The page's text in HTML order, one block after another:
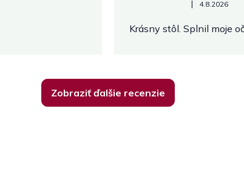
Hodnotenie obchodu je 5 z
| 4.8.2026
Krásny stôl. Splnil moje
Zobraziť ďalšie recenzie